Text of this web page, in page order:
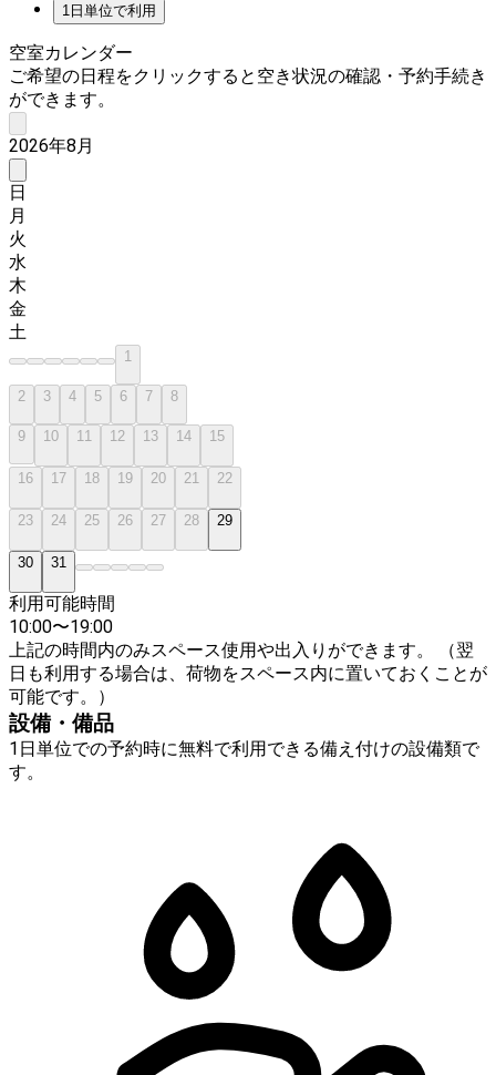
1日単位で利用
空室カレンダー
ご希望の日程をクリックすると空き状況の確認・予約手続き
ができます。
2026年8月
日
月
火
水
木
金
土
1
2 3 4 5 6 7 8
9 10 11 12 13 14 15
16 17 18 19 20 21 22
23 24 25 26 27 28 29
30 31
利用可能時間
10:00〜19:00
上記の時間内のみスペース使用や出入りができます。 （翌
日も利用する場合は、荷物をスペース内に置いておくことが
可能です。）
設備・備品
1日単位での予約時に無料で利用できる備え付けの設備類で
す。